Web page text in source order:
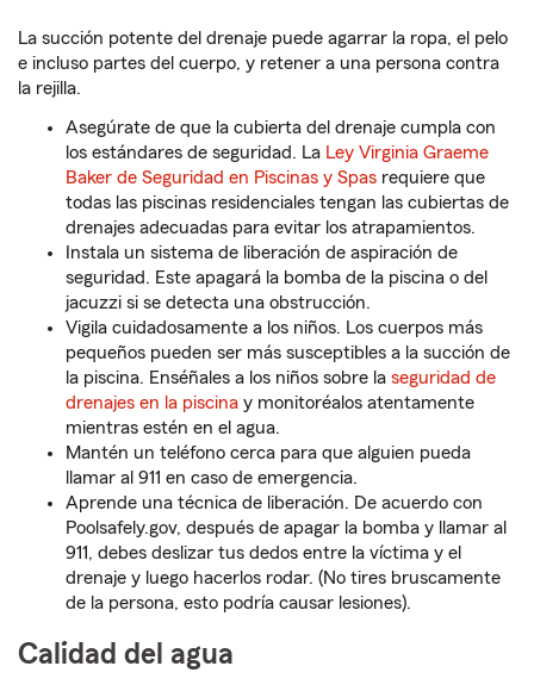
La succión potente del drenaje puede agarrar la ropa, el pelo
e incluso partes del cuerpo, y retener a una persona contra
la rejilla.
Asegúrate de que la cubierta del drenaje cumpla con
los estándares de seguridad. La Ley Virginia Graeme
Baker de Seguridad en Piscinas y Spas requiere que
todas las piscinas residenciales tengan las cubiertas de
drenajes adecuadas para evitar los atrapamientos.
Instala un sistema de liberación de aspiración de
seguridad. Este apagará la bomba de la piscina o del
jacuzzi si se detecta una obstrucción.
Vigila cuidadosamente a los niños. Los cuerpos más
pequeños pueden ser más susceptibles a la succión de
la piscina. Enséñales a los niños sobre la seguridad de
drenajes en la piscina y monitoréalos atentamente
mientras estén en el agua.
Mantén un teléfono cerca para que alguien pueda
llamar al 911 en caso de emergencia.
Aprende una técnica de liberación. De acuerdo con
Poolsafely.gov, después de apagar la bomba y llamar al
911, debes deslizar tus dedos entre la víctima y el
drenaje y luego hacerlos rodar. (No tires bruscamente
de la persona, esto podría causar lesiones).
Calidad del agua